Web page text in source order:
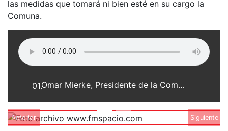
las medidas que tomará ni bien esté en su cargo la
Comuna.
01. Omar Mierke, Presidente de la Comuna de Franck a partir del 10 de Diciembre del 2011
Anterior Siguiente